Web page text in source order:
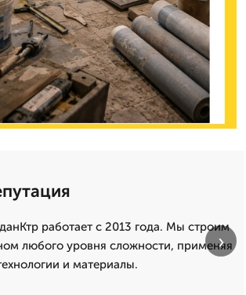
работает с 2013 года. Мы строим
любого уровня сложности, применяя
и материалы.
›